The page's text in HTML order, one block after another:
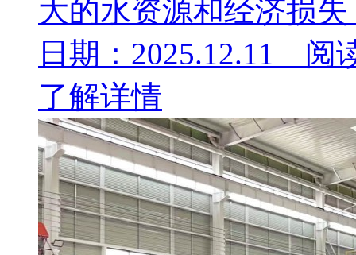
大的水资源和经济损
日期：2025.12.11 阅
了解详情